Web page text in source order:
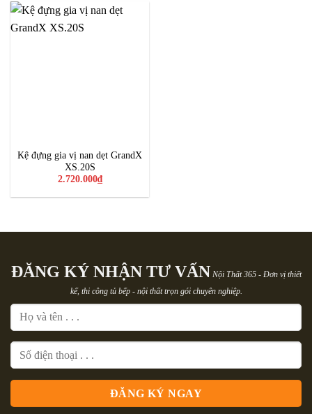
Kệ đựng gia vị nan dẹt GrandX
XS.20S
2.720.000₫
ĐĂNG KÝ NHẬN TƯ VẤN Nội Thất 365 - Đơn vị thiết
kế, thi công tủ bếp - nội thất trọn gói chuyên nghiệp.